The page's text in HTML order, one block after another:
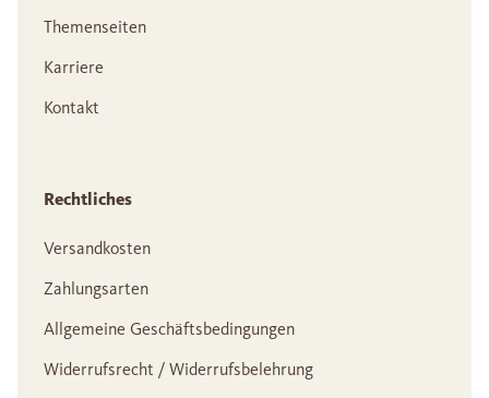
Themenseiten
Karriere
Kontakt
Rechtliches
Versandkosten
Zahlungsarten
Allgemeine Geschäftsbedingungen
Widerrufsrecht / Widerrufsbelehrung